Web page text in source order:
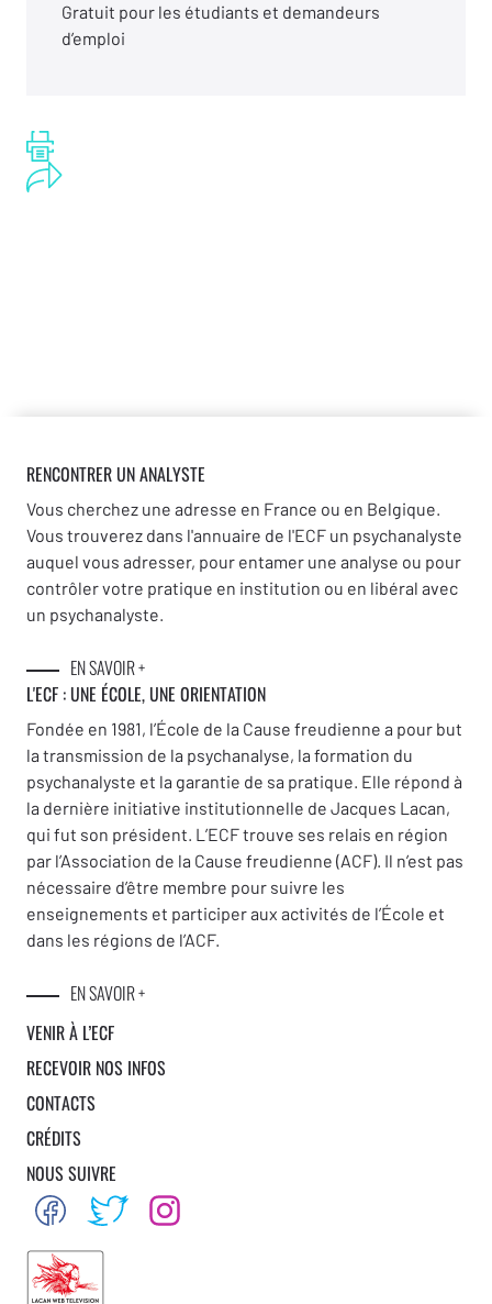
Gratuit pour les étudiants et demandeurs
d’emploi
RENCONTRER UN ANALYSTE
Vous cherchez une adresse en France ou en Belgique.
Vous trouverez dans l'annuaire de l'ECF un psychanalyste
auquel vous adresser, pour entamer une analyse ou pour
contrôler votre pratique en institution ou en libéral avec
un psychanalyste.
EN SAVOIR +
L'ECF : UNE ÉCOLE, UNE ORIENTATION
Fondée en 1981, l’École de la Cause freudienne a pour but
la transmission de la psychanalyse, la formation du
psychanalyste et la garantie de sa pratique. Elle répond à
la dernière initiative institutionnelle de Jacques Lacan,
qui fut son président. L’ECF trouve ses relais en région
par l’Association de la Cause freudienne (ACF). Il n’est pas
nécessaire d’être membre pour suivre les
enseignements et participer aux activités de l’École et
dans les régions de l’ACF.
EN SAVOIR +
VENIR À L’ECF
RECEVOIR NOS INFOS
CONTACTS
CRÉDITS
NOUS SUIVRE